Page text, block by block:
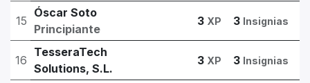
15
Óscar Soto
Principiante
3 XP 3 Insignias
16
TesseraTech
Solutions, S.L.
3 XP 3 Insignias